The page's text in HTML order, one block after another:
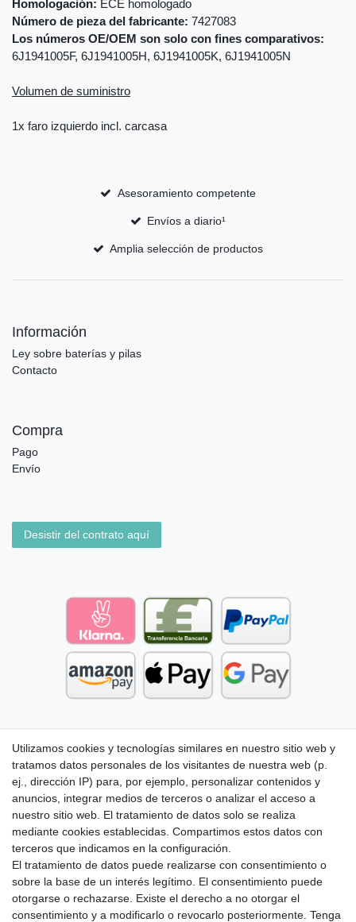
Homologación: ECE homologado
Número de pieza del fabricante: 7427083
Los números OE/OEM son solo con fines comparativos:
6J1941005F, 6J1941005H, 6J1941005K, 6J1941005N
Volumen de suministro
1x faro izquierdo incl. carcasa
Asesoramiento competente
Envíos a diario¹
Amplia selección de productos
Información
Ley sobre baterías y pilas
Contacto
Compra
Pago
Envío
Desistir del contrato aquí
Aviso legal Política de Privacidad
Utilizamos cookies y tecnologías similares en nuestro sitio web y
tratamos datos personales de los visitantes de nuestra web (p.
ej., dirección IP) para, por ejemplo, personalizar contenidos y
anuncios, integrar medios de terceros o analizar el acceso a
nuestro sitio web. El tratamiento de datos solo se realiza
mediante cookies establecidas. Compartimos estos datos con
terceros que indicamos en la configuración.
El tratamiento de datos puede realizarse con consentimiento o
sobre la base de un interés legítimo. El consentimiento puede
otorgarse o rechazarse. Existe el derecho a no otorgar el
consentimiento y a modificarlo o revocarlo posteriormente. Tenga